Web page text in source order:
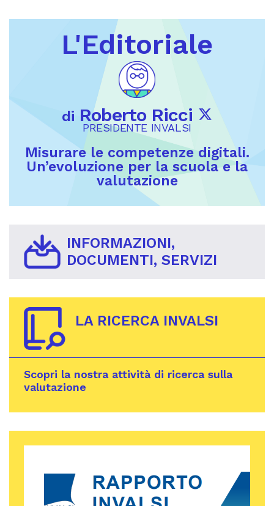
L'Editoriale
di Roberto Ricci
PRESIDENTE INVALSI
Misurare le competenze digitali.
Un’evoluzione per la scuola e la
valutazione
INFORMAZIONI,
DOCUMENTI, SERVIZI
LA RICERCA INVALSI
Scopri la nostra attività di ricerca sulla
valutazione